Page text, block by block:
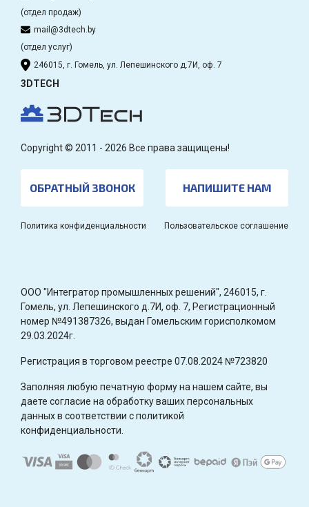
(отдел продаж)
mail@3dtech.by
(отдел услуг)
246015, г. Гомель, ул. Лепешинского д.7И, оф. 7
3DTECH
Copyright © 2011 - 2026 Все права защищены!
ОБРАТНЫЙ ЗВОНОК НАПИШИТЕ НАМ
Политика конфиденциальности Пользовательское соглашение
OOO "Интегратор промышленных решений", 246015, г.
Гомель, ул. Лепешинского д.7И, оф. 7, Регистрационный
номер №491387326, выдан Гомельским горисполкомом
29.03.2024г.
Регистрация в торговом реестре 07.08.2024 №723820
Заполняя любую печатную форму на нашем сайте, вы
даете согласие на обработку ваших персональных
данных в соответствии с политикой
конфиденциальности.